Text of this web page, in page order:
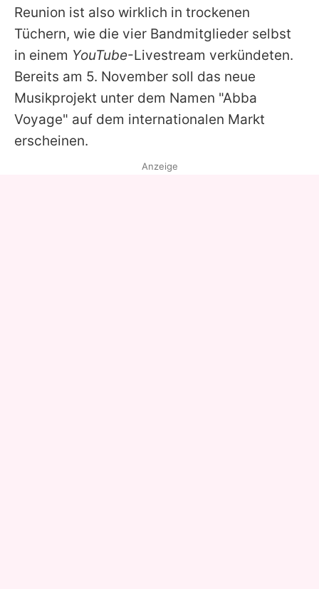
Reunion ist also wirklich in trockenen
Tüchern, wie die vier Bandmitglieder selbst
in einem YouTube-Livestream verkündeten.
Bereits am 5. November soll das neue
Musikprojekt unter dem Namen "Abba
Voyage" auf dem internationalen Markt
erscheinen.
Anzeige